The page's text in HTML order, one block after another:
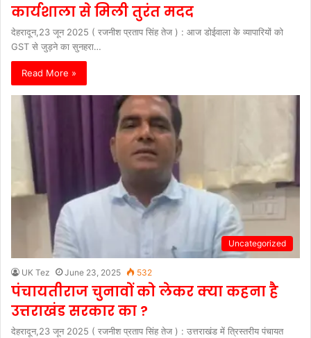
कार्यशाला से मिली तुरंत मदद
देहरादून,23 जून 2025 ( रजनीश प्रताप सिंह तेज ) : आज डोईवाला के व्यापारियों को
GST से जुड़ने का सुनहरा…
Read More »
Uncategorized
UK Tez June 23, 2025 532
पंचायतीराज चुनावों को लेकर क्या कहना है
उत्तराखंड सरकार का ?
देहरादून,23 जून 2025 ( रजनीश प्रताप सिंह तेज ) : उत्तराखंड में त्रिस्तरीय पंचायत